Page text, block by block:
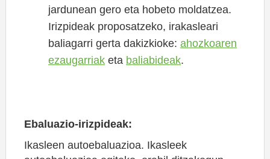
jardunean gero eta hobeto moldatzea.
Irizpideak proposatzeko, irakasleari
baliagarri gerta dakizkioke: ahozkoaren
ezaugarriaketa baliabideak.
Ebaluazio-irizpideak:
Ikasleen autoebaluazioa. Ikasleek